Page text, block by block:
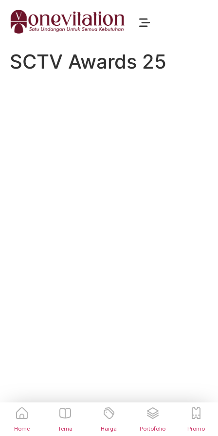
Home Tema Harga Portofolio Promo
SCTV Awards 25